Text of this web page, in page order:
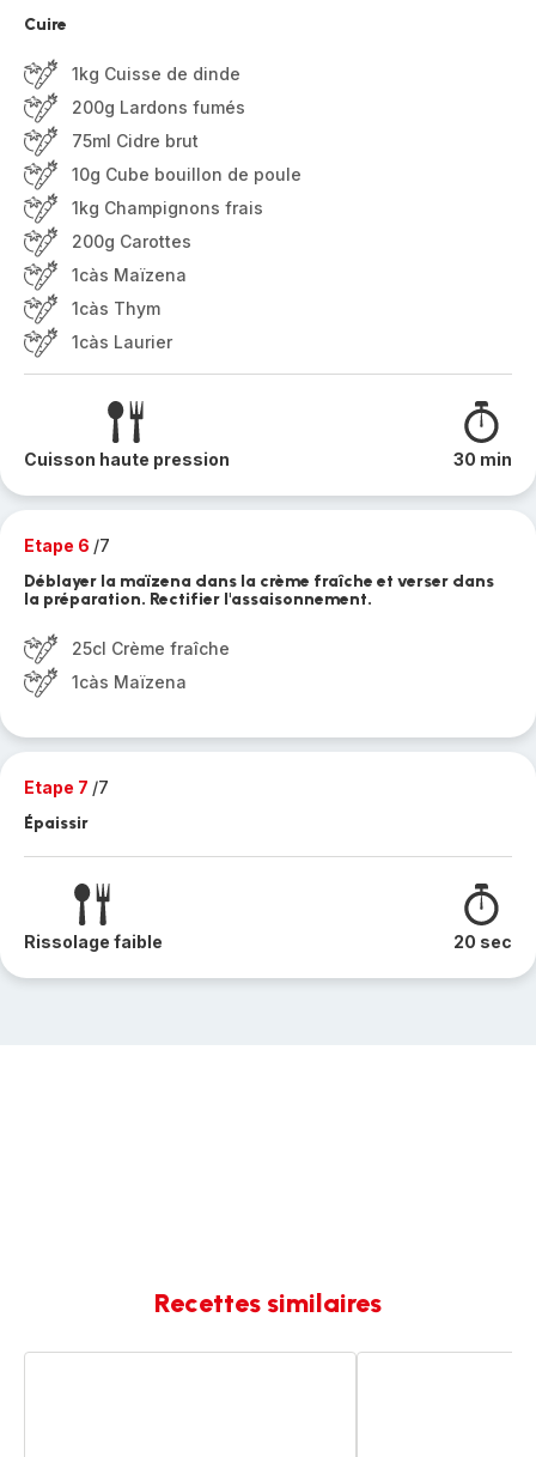
Cuire
1kg Cuisse de dinde
200g Lardons fumés
75ml Cidre brut
10g Cube bouillon de poule
1kg Champignons frais
200g Carottes
1càs Maïzena
1càs Thym
1càs Laurier
Cuisson haute pression 30 min
Etape 6 /7
Déblayer la maïzena dans la crème fraîche et verser dans
la préparation. Rectifier l'assaisonnement.
25cl Crème fraîche
1càs Maïzena
Etape 7 /7
Épaissir
Rissolage faible 20 sec
Recettes similaires